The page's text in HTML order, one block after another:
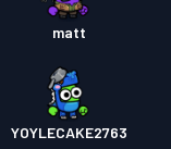
matt
YOYLECAKE2763